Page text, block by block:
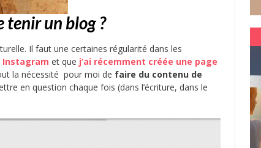
tenir un blog ?
Il faut une certaines régularité dans les
Instagram et que j’ai récemment créée une page
la nécessité pour moi de faire du contenu de
en question chaque fois (dans l’écriture, dans le